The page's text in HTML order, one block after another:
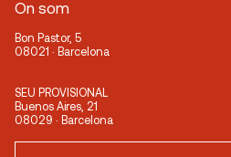
On som
Bon Pastor, 5
08021 · Barcelona
SEU PROVISIONAL
Buenos Aires, 21
08029 · Barcelona